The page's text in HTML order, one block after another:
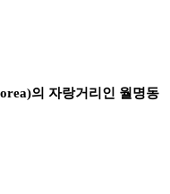
의 자랑거리인 월명동